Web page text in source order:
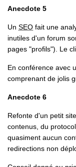
Anecdote 5
Un SEO fait une
inutiles d'un forum
pages "profils"). Le
En conférence avec
comprenant de jolis
Anecdote 6
Refonte d'un petit
contenus, du
quasiment aucun
redirections non